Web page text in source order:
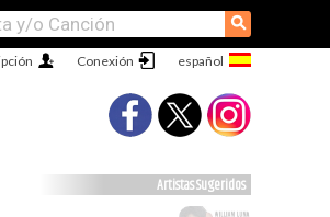
⚲
Conexión
Artistas Sugeridos